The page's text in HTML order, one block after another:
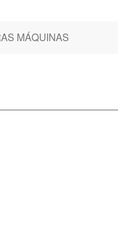
MÁQUINAS